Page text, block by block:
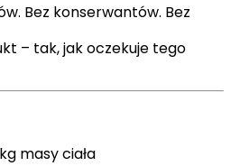
Bez konserwantów. Bez
– tak, jak oczekuje tego
masy ciała